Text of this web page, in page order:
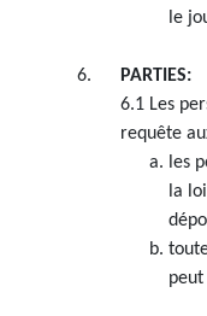
le
PARTIES:
6.1 Les
requête
les
la
peut